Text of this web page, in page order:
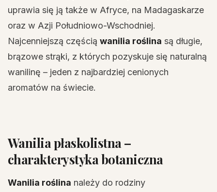
uprawia się ją także w Afryce, na Madagaskarze
oraz w Azji Południowo-Wschodniej.
Najcenniejszą częścią wanilia roślina są długie,
brązowe strąki, z których pozyskuje się naturalną
wanilinę – jeden z najbardziej cenionych
aromatów na świecie.
Wanilia płaskolistna –
charakterystyka botaniczna
Wanilia roślina należy do rodziny